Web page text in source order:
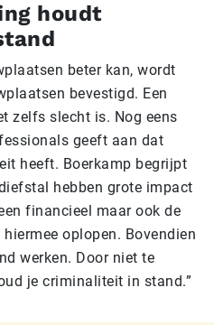
houdt
beter kan, wordt
bevestigd. Een
zelfs slecht is. Nog eens
geeft aan dat
heeft. Boerkamp begrijpt
hebben grote impact
financieel maar ook de
oplopen. Bovendien
werken. Door niet te
je criminaliteit in stand.”